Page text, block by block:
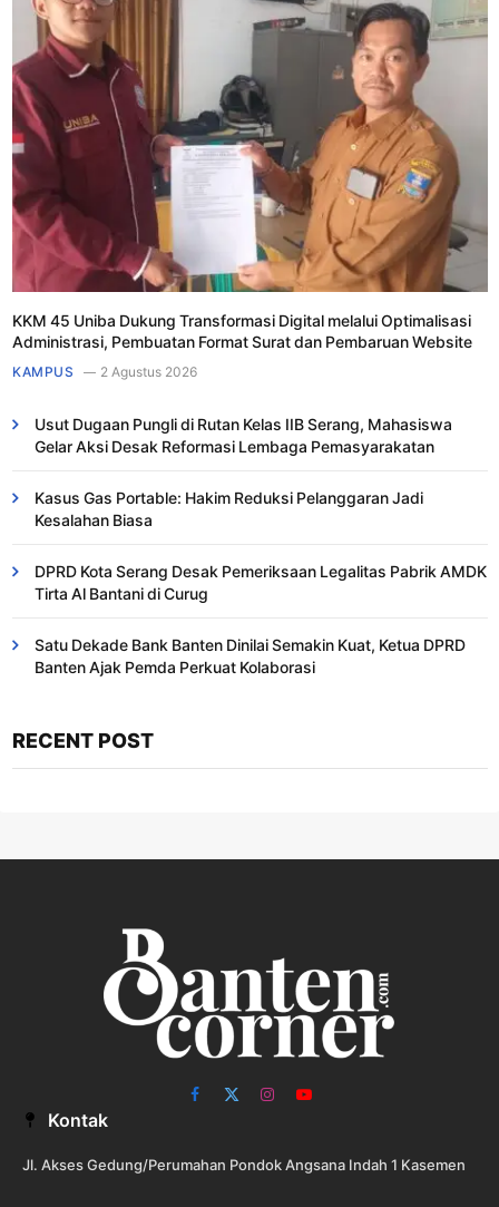
KKM 45 Uniba Dukung Transformasi Digital melalui Optimalisasi
Administrasi, Pembuatan Format Surat dan Pembaruan Website
KAMPUS 2 Agustus 2026
Usut Dugaan Pungli di Rutan Kelas IIB Serang, Mahasiswa
Gelar Aksi Desak Reformasi Lembaga Pemasyarakatan
Kasus Gas Portable: Hakim Reduksi Pelanggaran Jadi
Kesalahan Biasa ​
DPRD Kota Serang Desak Pemeriksaan Legalitas Pabrik AMDK
Tirta Al Bantani di Curug
Satu Dekade Bank Banten Dinilai Semakin Kuat, Ketua DPRD
Banten Ajak Pemda Perkuat Kolaborasi
RECENT POST
Facebook
X
InstagramYouTube
Kontak
Jl. Akses Gedung/Perumahan Pondok Angsana Indah 1 Kasemen